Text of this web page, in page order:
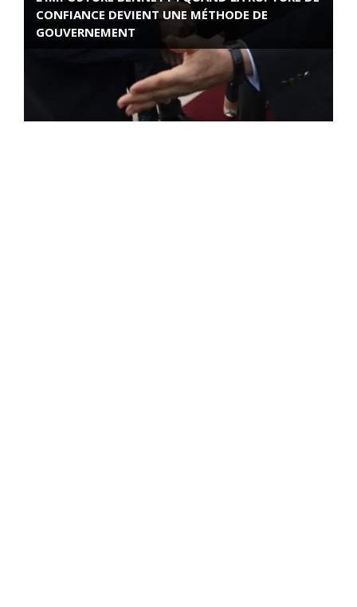
CONFIANCE DEVIENT UNE MÉTHODE DE
GOUVERNEMENT
ROSE VALLAND, HEROÏNE DE LA RESISTANCE